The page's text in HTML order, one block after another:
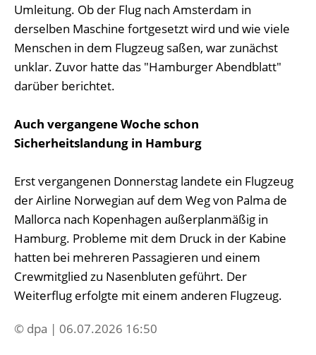
Umleitung. Ob der Flug nach Amsterdam in
derselben Maschine fortgesetzt wird und wie viele
Menschen in dem Flugzeug saßen, war zunächst
unklar. Zuvor hatte das "Hamburger Abendblatt"
darüber berichtet.
Auch vergangene Woche schon
Sicherheitslandung in Hamburg
Erst vergangenen Donnerstag landete ein Flugzeug
der Airline Norwegian auf dem Weg von Palma de
Mallorca nach Kopenhagen außerplanmäßig in
Hamburg. Probleme mit dem Druck in der Kabine
hatten bei mehreren Passagieren und einem
Crewmitglied zu Nasenbluten geführt. Der
Weiterflug erfolgte mit einem anderen Flugzeug.
© dpa | 06.07.2026 16:50